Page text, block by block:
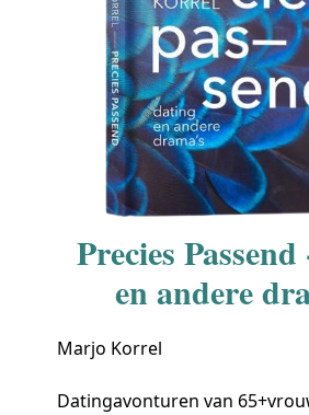
Precies
en andere
Marjo Korrel
Datingavonturen van